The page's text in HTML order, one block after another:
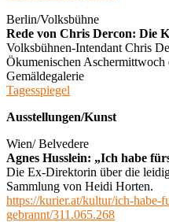
Berlin/Volksbühne
Rede von Chris Dercon: Die
Volksbühnen-Intendant Chris
Ökumenischen
Gemäldegalerie
Tagesspiegel
Ausstellungen/Kunst
Wien/ Belvedere
Agnes Husslein: „Ich habe
Die Ex-Direktorin über die
Sammlung von Heidi Horten.
https://kurier.at/kultur/ich-habe-
gebrannt/311.065.268